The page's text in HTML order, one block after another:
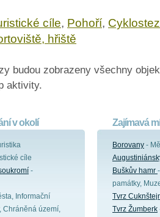
cíle, Pohoří,
hřiště
budou zobrazeny všechny
aktivity.
v okolí
cíle
-
Informační
Chráněná území,
Zajímavá
Borovany -
Buškův hamr
památky,
Tvrz
Tvrz Žumberk